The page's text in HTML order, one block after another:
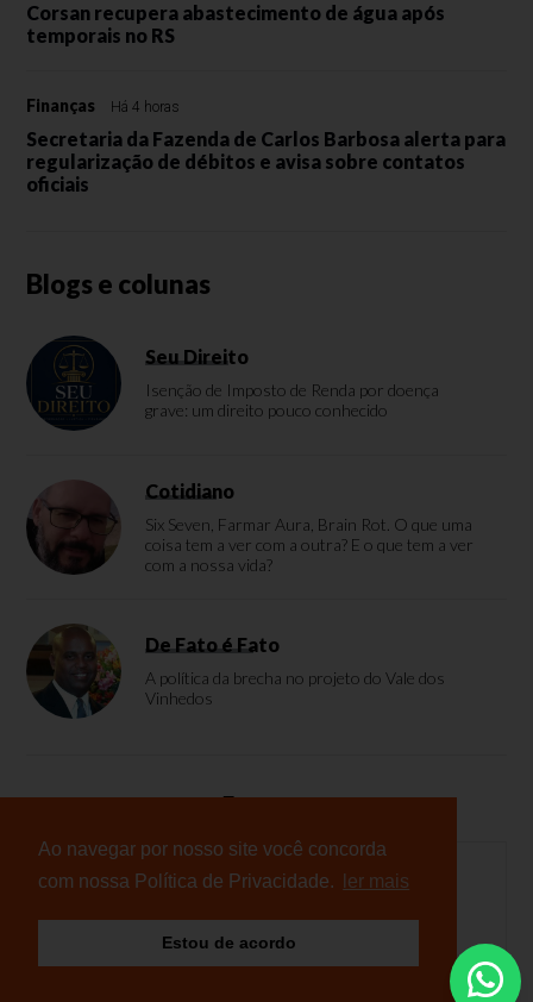
Ao navegar por nosso site você concorda
com nossa Política de Privacidade.
ler mais
Estou de acordo
Corsan recupera abastecimento de água após
temporais no RS
Finanças Há 4 horas
Secretaria da Fazenda de Carlos Barbosa alerta para
regularização de débitos e avisa sobre contatos
oficiais
Blogs e colunas
Seu Direito
Isenção de Imposto de Renda por doença
grave: um direito pouco conhecido
Cotidiano
Six Seven, Farmar Aura, Brain Rot. O que uma
coisa tem a ver com a outra? E o que tem a ver
com a nossa vida?
De Fato é Fato
A política da brecha no projeto do Vale dos
Vinhedos
Enquete